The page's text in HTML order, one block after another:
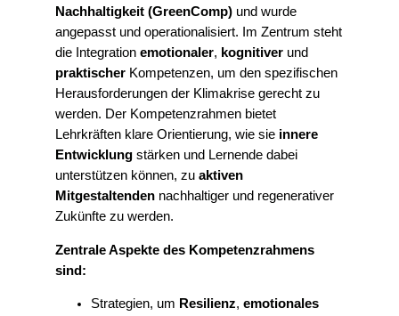
Nachhaltigkeit (GreenComp)und wurde
angepasst und operationalisiert. Im Zentrum steht
die Integration emotionaler, kognitiverund
praktischerKompetenzen, um den spezifischen
Herausforderungen der Klimakrise gerecht zu
werden. Der Kompetenzrahmen bietet
Lehrkräften klare Orientierung, wie sie innere
Entwicklungstärken und Lernende dabei
unterstützen können, zu aktiven
Mitgestaltendennachhaltiger und regenerativer
Zukünfte zu werden.
Zentrale Aspekte des Kompetenzrahmens
sind:
Strategien, um Resilienz, emotionales